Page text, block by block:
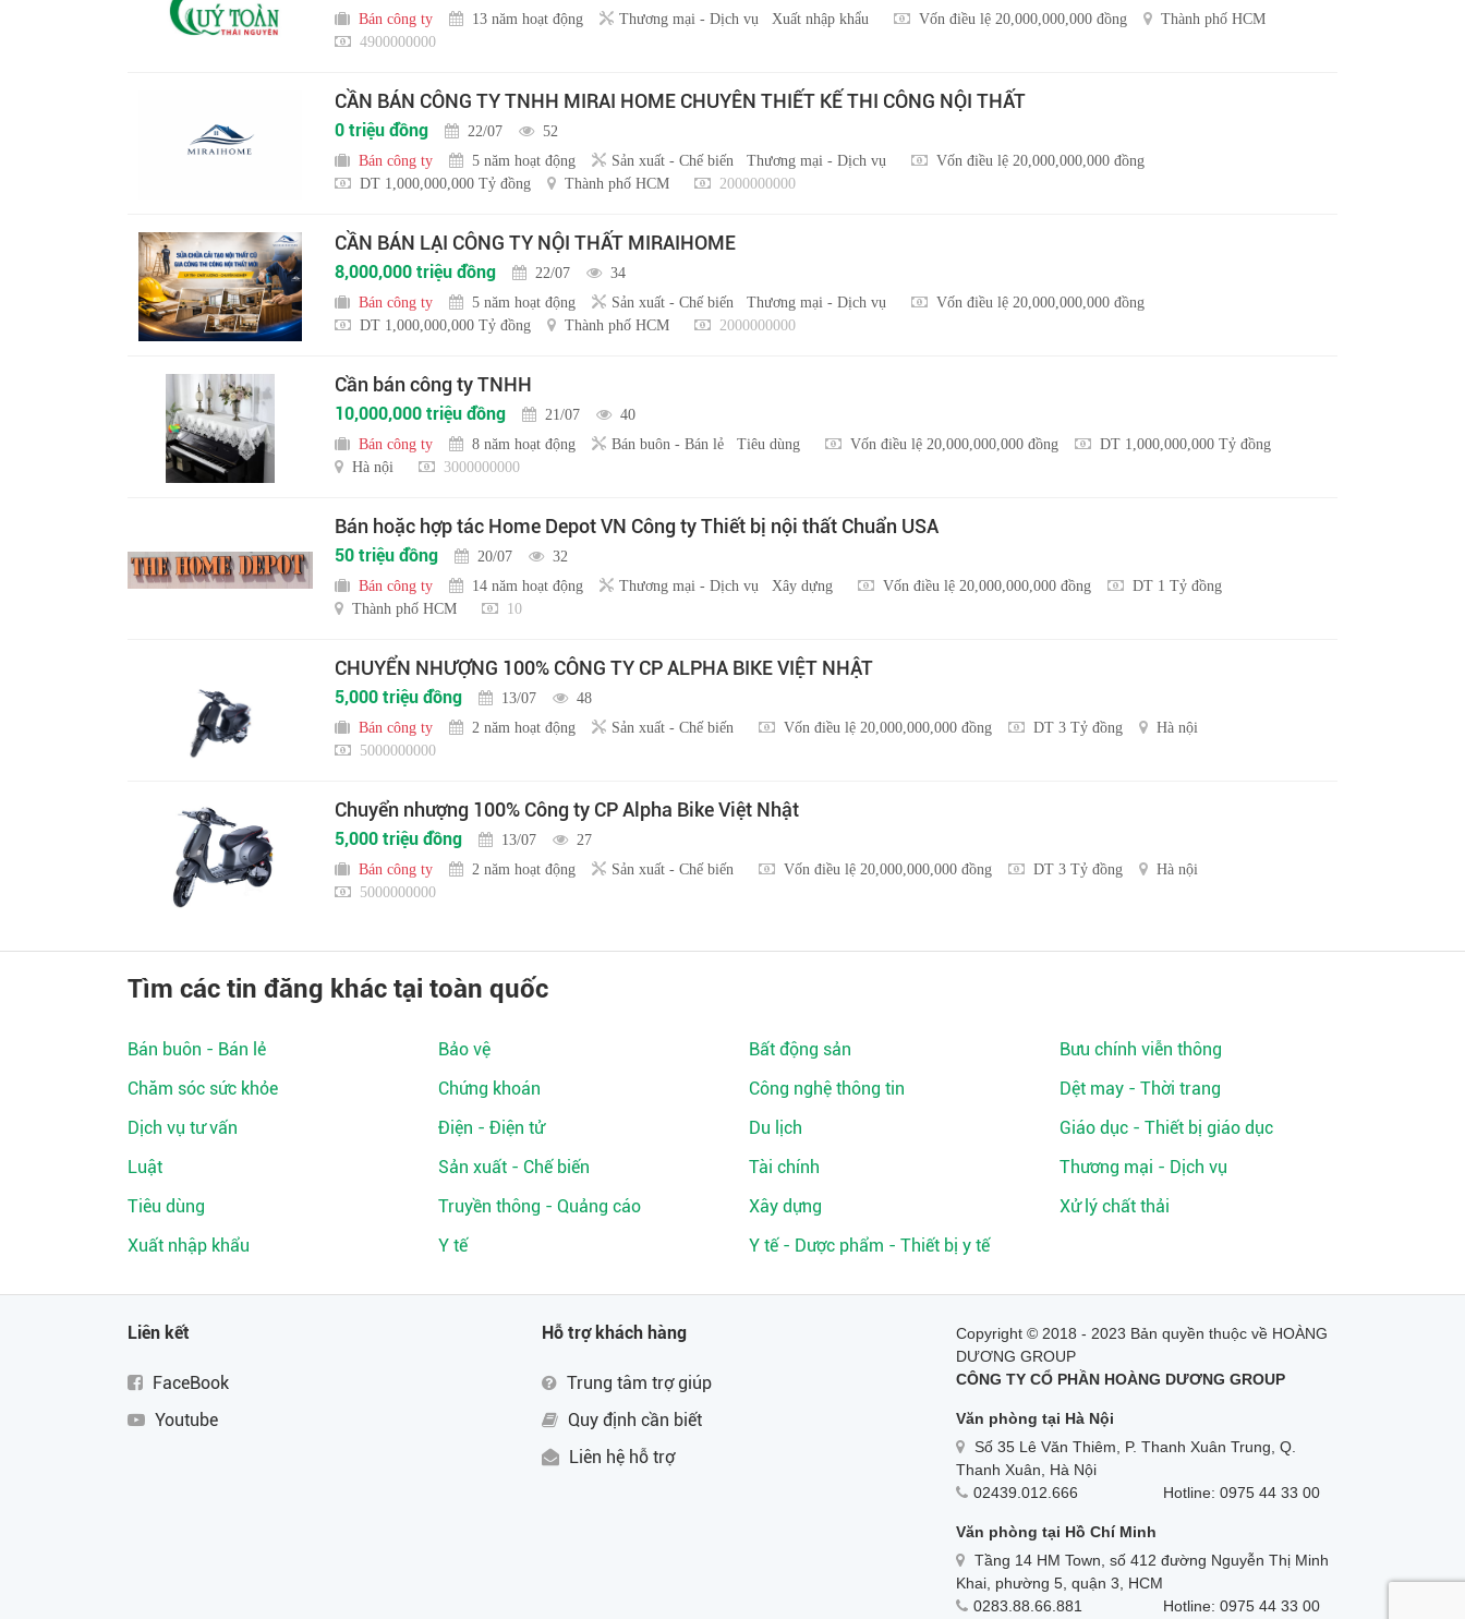
Bán công ty
13 năm hoạt động Thương mại - Dịch vụ Xuất nhập khẩu Vốn điều lệ 20,000,000,000 đồng
Thành phố HCM
4900000000
CẦN BÁN CÔNG TY TNHH MIRAI HOME CHUYÊN THIẾT KẾ THI CÔNG NỘI THẤT
0 triệu đồng 22/07
52
Bán công ty
5 năm hoạt động Sản xuất - Chế biến Thương mại - Dịch vụ
Vốn điều lệ 20,000,000,000 đồng
DT 1,000,000,000 Tỷ đồng
Thành phố HCM 2000000000
CẦN BÁN LẠI CÔNG TY NỘI THẤT MIRAIHOME
8,000,000 triệu đồng 22/07
34
Bán công ty
5 năm hoạt động Sản xuất - Chế biến Thương mại - Dịch vụ
Vốn điều lệ 20,000,000,000 đồng
DT 1,000,000,000 Tỷ đồng
Thành phố HCM 2000000000
Cần bán công ty TNHH
10,000,000 triệu đồng 21/07
40
Bán công ty
8 năm hoạt động Bán buôn - Bán lẻ Tiêu dùng Vốn điều lệ 20,000,000,000 đồng
DT 1,000,000,000 Tỷ đồng
Hà nội
3000000000
Bán hoặc hợp tác Home Depot VN Công ty Thiết bị nội thất Chuẩn USA
50 triệu đồng 20/07
32
Bán công ty
14 năm hoạt động Thương mại - Dịch vụ Xây dựng Vốn điều lệ 20,000,000,000 đồng
DT 1 Tỷ đồng
Thành phố HCM
10
CHUYỂN NHƯỢNG 100% CÔNG TY CP ALPHA BIKE VIỆT NHẬT
5,000 triệu đồng 13/07
48
Bán công ty
2 năm hoạt động Sản xuất - Chế biến Vốn điều lệ 20,000,000,000 đồng DT 3 Tỷ đồng
Hà nội
5000000000
Chuyển nhượng 100% Công ty CP Alpha Bike Việt Nhật
5,000 triệu đồng 13/07
27
Bán công ty
2 năm hoạt động Sản xuất - Chế biến Vốn điều lệ 20,000,000,000 đồng DT 3 Tỷ đồng
Hà nội
5000000000
Tìm các tin đăng khác tại toàn quốc
Bán buôn - Bán lẻ Bảo vệ Bất động sản
Bưu chính viễn thông
Chăm sóc sức khỏe
Chứng khoán Công nghệ thông tin
Dệt may - Thời trang
Dịch vụ tư vấn
Điện - Điện tử Du lịch
Giáo dục - Thiết bị giáo dục
Luật
Sản xuất - Chế biến Tài chính
Thương mại - Dịch vụ
Tiêu dùng
Truyền thông - Quảng cáo Xây dựng
Xử lý chất thải
Xuất nhập khẩu
Y tế Y tế - Dược phẩm - Thiết bị y tế
Liên kết
FaceBook
Youtube
Hỗ trợ khách hàng
Trung tâm trợ giúp
Quy định cần biết
Liên hệ hỗ trợ
Copyright © 2018 - 2023 Bản quyền thuộc về HOÀNG
DƯƠNG GROUP
CÔNG TY CỔ PHẦN HOÀNG DƯƠNG GROUP
Văn phòng tại Hà Nội
Số 35 Lê Văn Thiêm, P. Thanh Xuân Trung, Q.
Thanh Xuân, Hà Nội
02439.012.666
Hotline: 0975 44 33 00
Văn phòng tại Hồ Chí Minh
Tầng 14 HM Town, số 412 đường Nguyễn Thị Minh
Khai, phường 5, quận 3, HCM
0283.88.66.881
Hotline: 0975 44 33 00